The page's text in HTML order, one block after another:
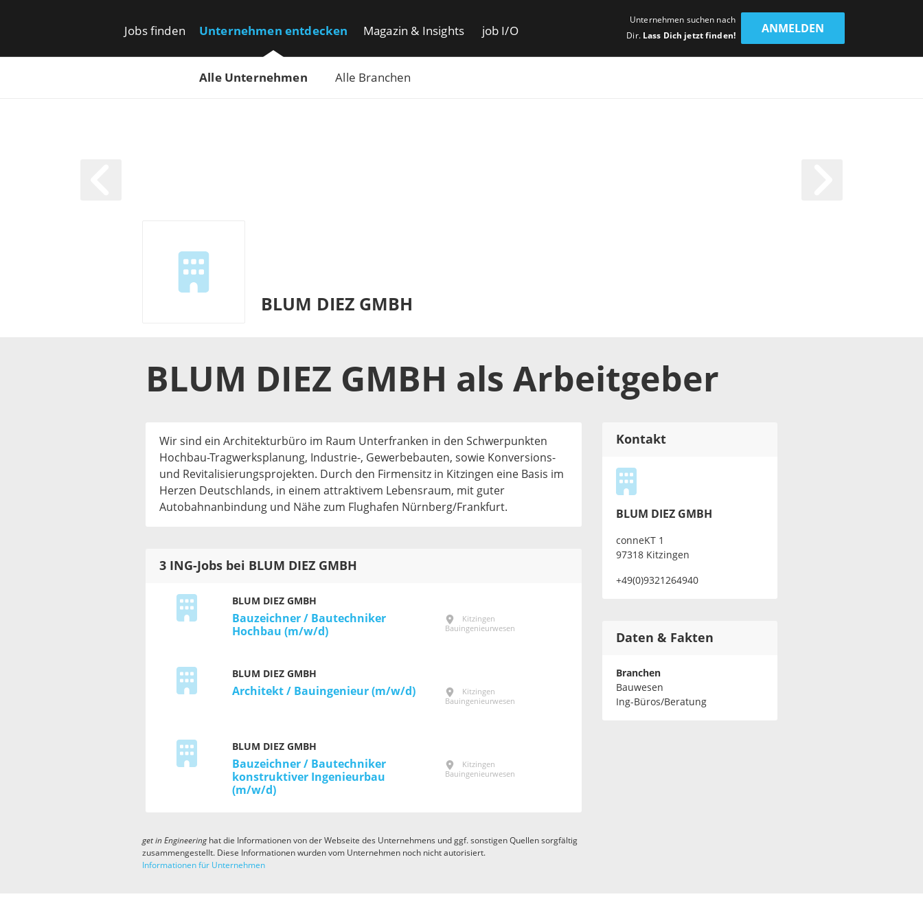
Jobs finden Unternehmen entdecken
Alle Unternehmen Alle Branchen
Magazin & Insights job I/O
Unternehmen suchen nach
Dir. Lass Dich jetzt finden!
ANMELDEN
BLUM DIEZ GMBH
BLUM DIEZ GMBH als Arbeitgeber
Wir sind ein Architekturbüro im Raum Unterfranken in den Schwerpunkten
Hochbau-Tragwerksplanung, Industrie-, Gewerbebauten, sowie Konversions-
und Revitalisierungsprojekten. Durch den Firmensitz in Kitzingen eine Basis im
Herzen Deutschlands, in einem attraktivem Lebensraum, mit guter
Autobahnanbindung und Nähe zum Flughafen Nürnberg/Frankfurt.
3 ING-Jobs bei BLUM DIEZ GMBH
BLUM DIEZ GMBH
Bauzeichner / Bautechniker
Hochbau (m/w/d)
Kitzingen
Bauingenieurwesen
BLUM DIEZ GMBH
Architekt / Bauingenieur (m/w/d)
Kitzingen
Bauingenieurwesen
BLUM DIEZ GMBH
Bauzeichner / Bautechniker
konstruktiver Ingenieurbau
(m/w/d)
Kitzingen
Bauingenieurwesen
Kontakt
BLUM DIEZ GMBH
conneKT 1
97318 Kitzingen
+49(0)9321264940
Daten & Fakten
Branchen
Bauwesen
Ing-Büros/Beratung
get in Engineeringhat die Informationen von der Webseite des Unternehmens und ggf. sonstigen Quellen sorgfältig
zusammengestellt. Diese Informationen wurden vom Unternehmen noch nicht autorisiert.
Informationen für Unternehmen